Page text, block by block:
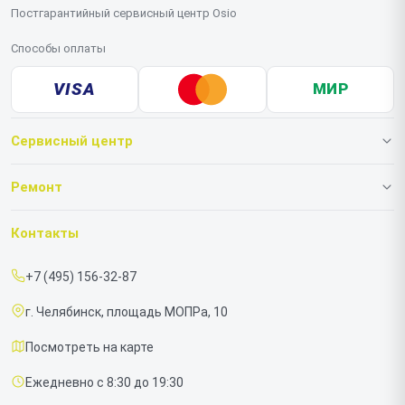
Постгарантийный сервисный центр Osio
Способы оплаты
VISA МИР
Сервисный центр
О нашем сервисе
Срочный ремонт
Доставка и способы оплаты
Диагностика
Контакты
Ремонт
Ноутбуков
Контакты
+7 (495) 156-32-87
г. Челябинск, площадь МОПРа, 10
Посмотреть на карте
Ежедневно с 8:30 до 19:30